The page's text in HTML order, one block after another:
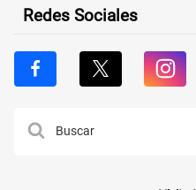
Redes Sociales